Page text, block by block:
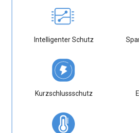
Intelligenter Schutz
Kurzschlussschutz